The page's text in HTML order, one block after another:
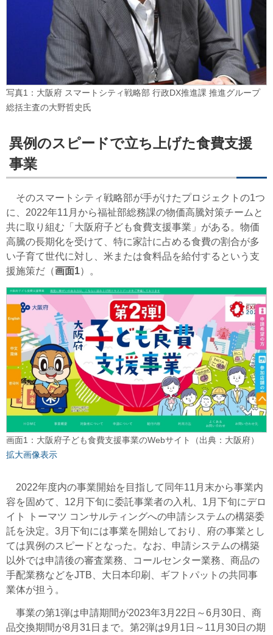
写真1：大阪府 スマートシティ戦略部 行政DX推進課 推進グループ
総括主査の大野哲史氏
異例のスピードで立ち上げた食費支援
事業
そのスマートシティ戦略部が手がけたプロジェクトの1つ
に、2022年11月から福祉部総務課の物価高騰対策チームと
共に取り組む「大阪府子ども食費支援事業」がある。物価
高騰の長期化を受けて、特に家計に占める食費の割合が多
い子育て世代に対し、米または食料品を給付するという支
援施策だ（画面1）。
画面1：大阪府子ども食費支援事業のWebサイト（出典：大阪府）
拡大画像表示
2022年度内の事業開始を目指して同年11月末から事業内
容を固めて、12月下旬に委託事業者の入札、1月下旬にデロ
イト トーマツ コンサルティングへの申請システムの構築委
託を決定。3月下旬には事業を開始しており、府の事業とし
ては異例のスピードとなった。なお、申請システムの構築
以外では申請後の審査業務、コールセンター業務、商品の
手配業務などをJTB、大日本印刷、ギフトパットの共同事
業体が担う。
事業の第1弾は申請期間が2023年3月22日～6月30日、商
品交換期間が8月31日まで。第2弾は9月1日～11月30日の期